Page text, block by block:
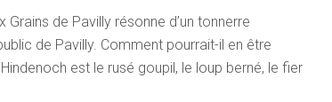
de Pavilly résonne d’un tonnerre
de Pavilly. Comment pourrait-il en être
est le rusé goupil, le loup berné, le fier